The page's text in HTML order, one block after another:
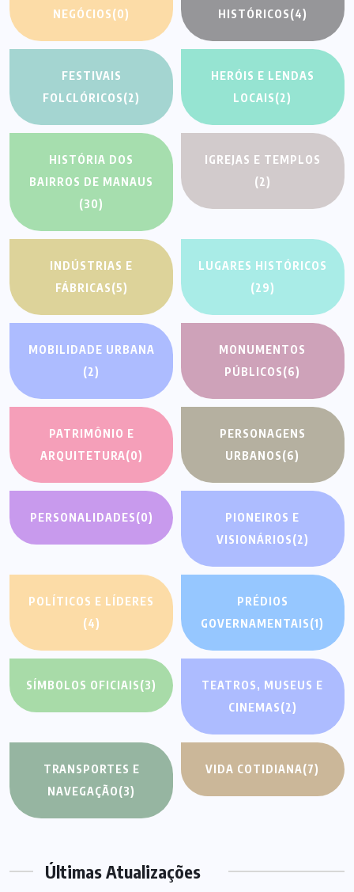
NEGÓCIOS(0)
HISTÓRICOS(4)
FESTIVAIS
FOLCLÓRICOS(2)
HERÓIS E LENDAS
LOCAIS(2)
HISTÓRIA DOS
BAIRROS DE MANAUS
(30)
IGREJAS E TEMPLOS
(2)
INDÚSTRIAS E
FÁBRICAS(5)
LUGARES HISTÓRICOS
(29)
MOBILIDADE URBANA
(2)
MONUMENTOS
PÚBLICOS(6)
PATRIMÔNIO E
ARQUITETURA(0)
PERSONAGENS
URBANOS(6)
PERSONALIDADES(0)
PIONEIROS E
VISIONÁRIOS(2)
POLÍTICOS E LÍDERES
(4)
PRÉDIOS
GOVERNAMENTAIS(1)
SÍMBOLOS OFICIAIS(3)
TEATROS, MUSEUS E
CINEMAS(2)
TRANSPORTES E
NAVEGAÇÃO(3)
VIDA COTIDIANA(7)
Últimas Atualizações